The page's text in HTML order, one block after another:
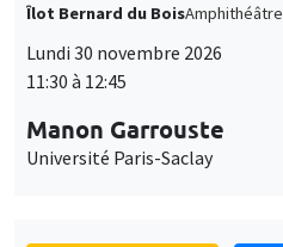
Îlot Bernard du BoisAmphithéâtre
Lundi 30 novembre 2026
11:30 à 12:45
Manon Garrouste
Université Paris-Saclay